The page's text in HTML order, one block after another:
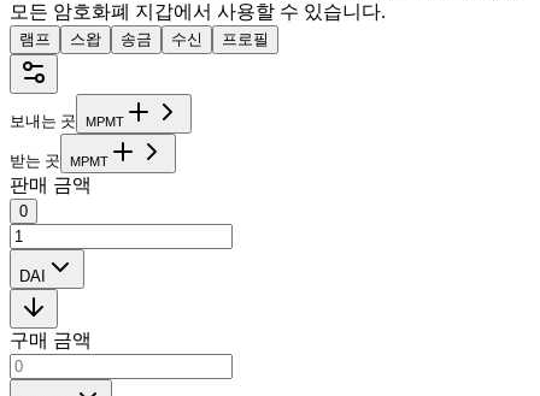
모든 암호화폐 지갑에서 사용할 수 있습니다.
램프 스왑 송금 수신 프로필
보내는 곳 MPMT
받는 곳 MPMT
판매 금액
0
DAI
구매 금액